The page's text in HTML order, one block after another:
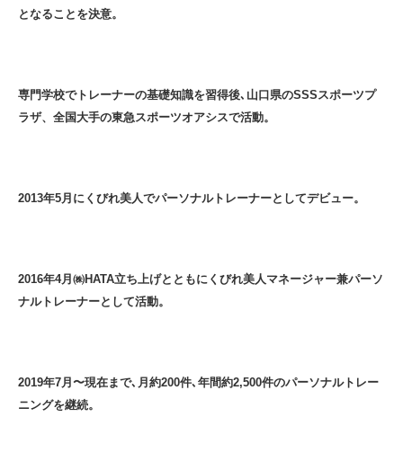
となることを決意。
専門学校でトレーナーの基礎知識を習得後､山口県のSSSスポーツプ
ラザ、全国大手の東急スポーツオアシスで活動。
2013年5月にくびれ美人でパーソナルトレーナーとしてデビュー。
2016年4月㈱HATA立ち上げとともにくびれ美人マネージャー兼パーソ
ナルトレーナーとして活動。
2019年7月〜現在まで､月約200件､年間約2,500件のパーソナルトレー
ニングを継続。